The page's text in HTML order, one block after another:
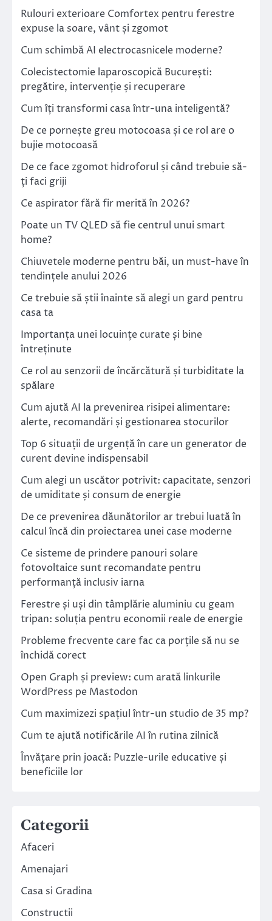
Rulouri exterioare Comfortex pentru ferestre
expuse la soare, vânt și zgomot
Cum schimbă AI electrocasnicele moderne?
Colecistectomie laparoscopică București:
pregătire, intervenție și recuperare
Cum îți transformi casa într-una inteligentă?
De ce pornește greu motocoasa și ce rol are o
bujie motocoasă
De ce face zgomot hidroforul și când trebuie să-
ți faci griji
Ce aspirator fără fir merită în 2026?
Poate un TV QLED să fie centrul unui smart
home?
Chiuvetele moderne pentru băi, un must-have în
tendințele anului 2026
Ce trebuie să știi înainte să alegi un gard pentru
casa ta
Importanța unei locuințe curate și bine
întreținute
Ce rol au senzorii de încărcătură și turbiditate la
spălare
Cum ajută AI la prevenirea risipei alimentare:
alerte, recomandări și gestionarea stocurilor
Top 6 situații de urgență în care un generator de
curent devine indispensabil
Cum alegi un uscător potrivit: capacitate, senzori
de umiditate și consum de energie
De ce prevenirea dăunătorilor ar trebui luată în
calcul încă din proiectarea unei case moderne
Ce sisteme de prindere panouri solare
fotovoltaice sunt recomandate pentru
performanță inclusiv iarna
Ferestre și uși din tâmplărie aluminiu cu geam
tripan: soluția pentru economii reale de energie
Probleme frecvente care fac ca porțile să nu se
închidă corect
Open Graph și preview: cum arată linkurile
WordPress pe Mastodon
Cum maximizezi spațiul într-un studio de 35 mp?
Cum te ajută notificările AI în rutina zilnică
Învățare prin joacă: Puzzle-urile educative și
beneficiile lor
Categorii
Afaceri
Amenajari
Casa si Gradina
Constructii